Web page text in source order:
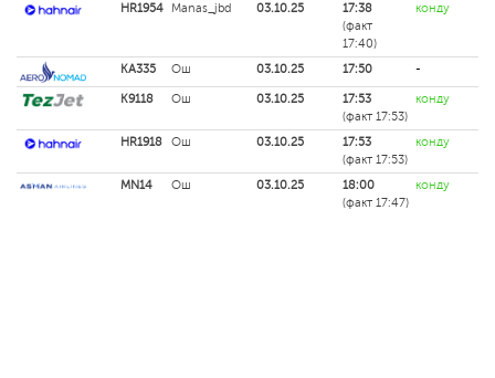
HR1954 Manas_jbd 03.10.25
17:38
(факт
17:40)
конду
KA335 Ош 03.10.25 17:50 -
K9118 Ош 03.10.25
17:53
(факт 17:53)
конду
HR1918 Ош 03.10.25
17:53
(факт 17:53)
конду
MN14 Ош 03.10.25
18:00
(факт 17:47)
конду